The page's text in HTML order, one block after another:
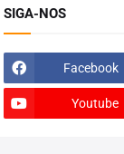
SIGA-NOS
Facebook
Youtube